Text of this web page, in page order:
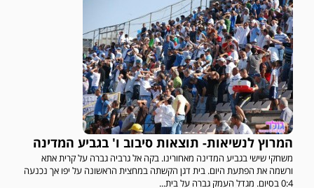
המרוץ לנשיאות- תוצאות סיבוב ו' בגביע המדינה
משחקי שישי בגביע המדינה מאחורינו. בקה אל גרביה גברה על קרית אתא
ורשמה את הפתעת היום. בית דגן הקשתה במחצית הראשונה על יפו אך נכנעה
0:4 בסיום. מגדל העמק גברה על בית...